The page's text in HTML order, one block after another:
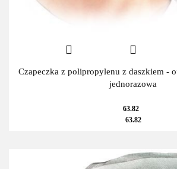
Czapeczka z polipropylenu z daszkiem -
jednorazowa
63.82
63.82